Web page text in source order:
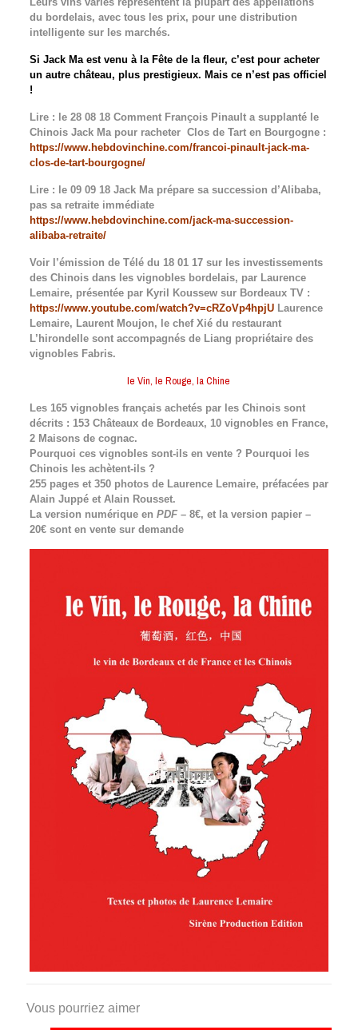
du bordelais, avec tous les prix, pour une distribution
intelligente sur les marchés.
Si Jack Ma est venu à la Fête de la fleur, c’est pour acheter
un autre château, plus prestigieux. Mais ce n’est pas officiel
!
Lire : le 28 08 18 Comment François Pinault a supplanté le
Chinois Jack Ma pour racheter Clos de Tart en Bourgogne :
https://www.hebdovinchine.com/francoi-pinault-jack-ma-
clos-de-tart-bourgogne/
Lire : le 09 09 18 Jack Ma prépare sa succession d’Alibaba,
pas sa retraite immédiate
https://www.hebdovinchine.com/jack-ma-succession-
alibaba-retraite/
Voir l’émission de Télé du 18 01 17 sur les investissements
des Chinois dans les vignobles bordelais, par Laurence
Lemaire, présentée par Kyril Koussew sur Bordeaux TV :
https://www.youtube.com/watch?v=cRZoVp4hpjULaurence
Lemaire, Laurent Moujon, le chef Xié du restaurant
L’hirondelle sont accompagnés de Liang propriétaire des
vignobles Fabris.
le Vin, le Rouge, la Chine
Les 165 vignobles français achetés par les Chinois sont
décrits : 153 Châteaux de Bordeaux, 10 vignobles en France,
2 Maisons de cognac.
Pourquoi ces vignobles sont-ils en vente ? Pourquoi les
Chinois les achètent-ils ?
255 pages et 350 photos de Laurence Lemaire, préfacées par
Alain Juppé et Alain Rousset.
La version numérique en PDF– 8€, et la version papier –
20€ sont en vente sur demande
Vous pourriez aimer